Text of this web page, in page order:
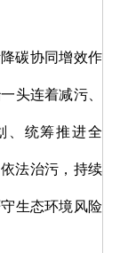
碳协同增效作
头连着减污、
、统筹推进全
法治污，持续
生态环境风险